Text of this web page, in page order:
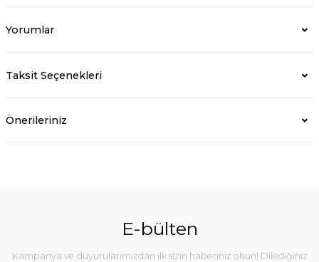
Yorumlar
Taksit Seçenekleri
Önerileriniz
E-bülten
Kampanya ve duyurularımızdan ilk sizin haberiniz olsun! Dilediğiniz